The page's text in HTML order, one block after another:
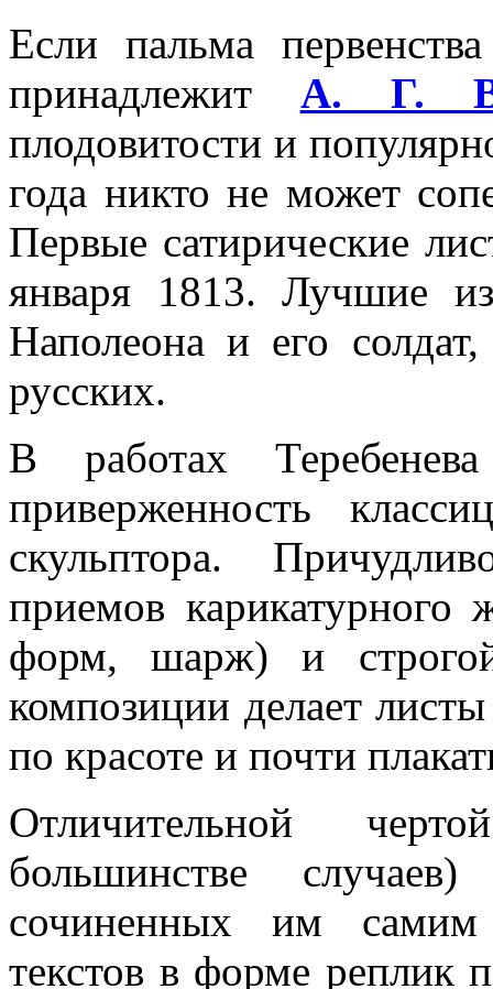
Если пальма
принадлежит А. Г.
плодовитости и
года никто не может
Первые сатирические
января 1813. Лучшие
Наполеона и его
русских.
В работах
приверженность
скульптора.
приемов карикатурного
форм, шарж) и строгой
композиции делает
по красоте и почти
Отличительной
большинстве
сочиненных им самим
текстов в форме реплик